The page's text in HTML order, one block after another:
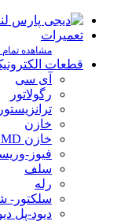
تعمیرات
مشاهده تمام
قطعات
آی سی
رگولاتور
ترانزیستور
خازن
خازن SMD
فیوز-
سلف
رله
سلکتور-
دیود-پل